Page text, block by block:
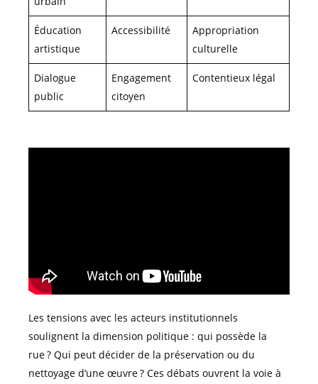
Éducation
artistique
Accessibilité
Appropriation
culturelle
Dialogue
public
Engagement
citoyen
Contentieux légal
Les tensions avec les acteurs institutionnels
soulignent la dimension politique : qui possède la
rue ? Qui peut décider de la préservation ou du
nettoyage d’une œuvre ? Ces débats ouvrent la voie à